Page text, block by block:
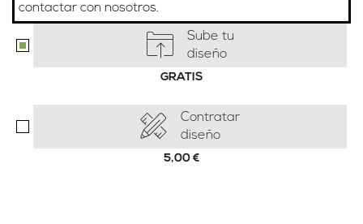
contactar con nosotros.
Sube tu
diseño
GRATIS
Contratar
diseño
5,00 €